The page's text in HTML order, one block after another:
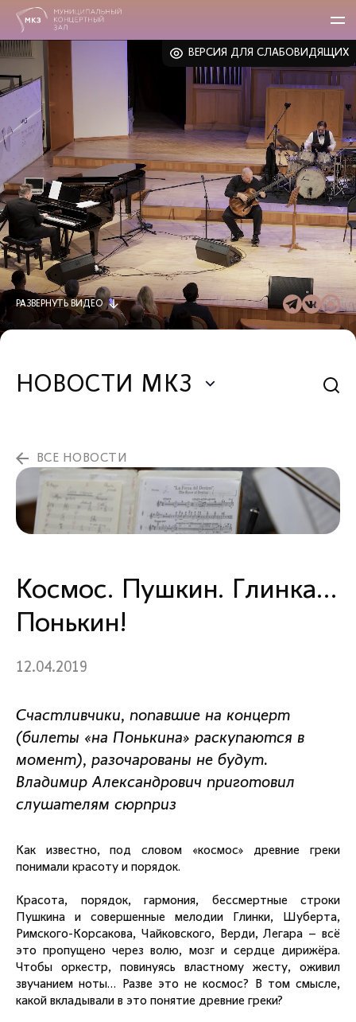
ВЕРСИЯ ДЛЯ СЛАБОВИДЯЩИХ
РАЗВЕРНУТЬ ВИДЕО
НОВОСТИ МКЗ
ВСЕ НОВОСТИ
Космос. Пушкин. Глинка…
Понькин!
12.04.2019
Счастливчики, попавшие на концерт
(билеты «на Понькина» раскупаются в
момент), разочарованы не будут.
Владимир Александрович приготовил
слушателям сюрприз
Как известно, под словом «космос» древние греки
понимали красоту и порядок.
Красота, порядок, гармония, бессмертные строки
Пушкина и совершенные мелодии Глинки, Шуберта,
Римского-Корсакова, Чайковского, Верди, Легара – всё
это пропущено через волю, мозг и сердце дирижёра.
Чтобы оркестр, повинуясь властному жесту, оживил
звучанием ноты… Разве это не космос? В том смысле,
какой вкладывали в это понятие древние греки?